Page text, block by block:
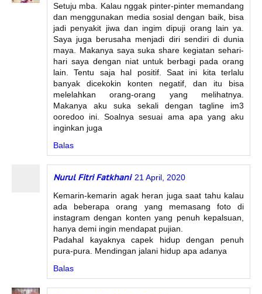
Setuju mba. Kalau nggak pinter-pinter memandang
dan menggunakan media sosial dengan baik, bisa
jadi penyakit jiwa dan ingim dipuji orang lain ya.
Saya juga berusaha menjadi diri sendiri di dunia
maya. Makanya saya suka share kegiatan sehari-
hari saya dengan niat untuk berbagi pada orang
lain. Tentu saja hal positif. Saat ini kita terlalu
banyak dicekokin konten negatif, dan itu bisa
melelahkan orang-orang yang melihatnya.
Makanya aku suka sekali dengan tagline im3
ooredoo ini. Soalnya sesuai ama apa yang aku
inginkan juga
Balas
Nurul Fitri Fatkhani 21 April, 2020
Kemarin-kemarin agak heran juga saat tahu kalau
ada beberapa orang yang memasang foto di
instagram dengan konten yang penuh kepalsuan,
hanya demi ingin mendapat pujian.
Padahal kayaknya capek hidup dengan penuh
pura-pura. Mendingan jalani hidup apa adanya
Balas